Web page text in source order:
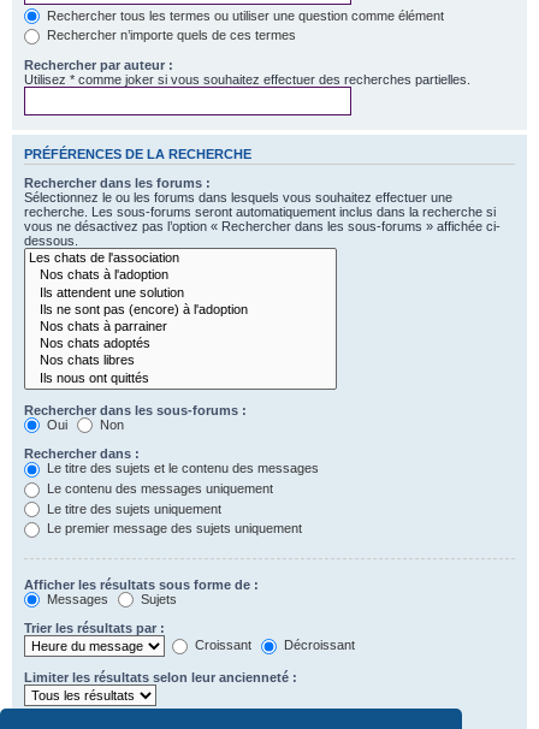
Rechercher tous les termes ou utiliser une question comme élément
Rechercher n’importe quels de ces termes
Rechercher par auteur :
Utilisez * comme joker si vous souhaitez effectuer des recherches partielles.
PRÉFÉRENCES DE LA RECHERCHE
Rechercher dans les forums :
Sélectionnez le ou les forums dans lesquels vous souhaitez effectuer une
recherche. Les sous-forums seront automatiquement inclus dans la recherche si
vous ne désactivez pas l’option « Rechercher dans les sous-forums » affichée ci-
dessous.
Rechercher dans les sous-forums :
Oui
Non
Rechercher dans :
Le titre des sujets et le contenu des messages
Le contenu des messages uniquement
Le titre des sujets uniquement
Le premier message des sujets uniquement
Afficher les résultats sous forme de :
Messages
Sujets
Trier les résultats par :
Croissant
Décroissant
Limiter les résultats selon leur ancienneté :